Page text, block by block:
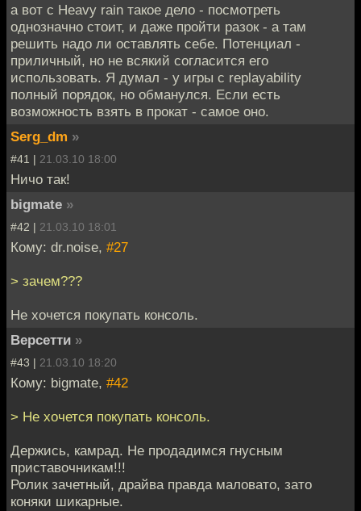
а вот с Heavy rain такое дело - посмотреть
однозначно стоит, и даже пройти разок - а там
решить надо ли оставлять себе. Потенциал -
приличный, но не всякий согласится его
использовать. Я думал - у игры с replayability
полный порядок, но обманулся. Если есть
возможность взять в прокат - самое оно.
Serg_dm »
#41 | 21.03.10 18:00
Ничо так!
bigmate »
#42 | 21.03.10 18:01
Кому: dr.noise, #27
> зачем???
Не хочется покупать консоль.
Версетти »
#43 | 21.03.10 18:20
Кому: bigmate, #42
> Не хочется покупать консоль.
Держись, камрад. Не продадимся гнусным
приставочникам!!!
Ролик зачетный, драйва правда маловато, зато
коняки шикарные.